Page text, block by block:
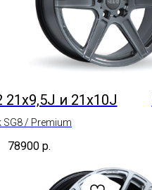
21x9,5J и 21x10J
SG8 / Premium
78900 р.